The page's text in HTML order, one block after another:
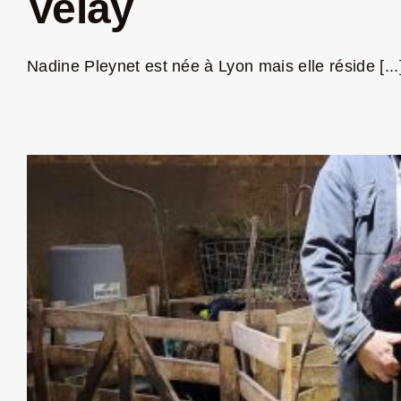
Nadine Pleynet est née à Lyon mais elle réside